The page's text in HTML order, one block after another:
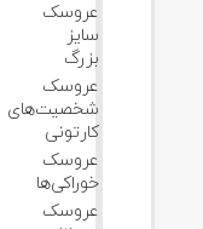
عروسک
سایز
بزرگ
عروسک‌
شخصیت‌های
کارتونی
عروسک
خوراکی‌ها
عروسک